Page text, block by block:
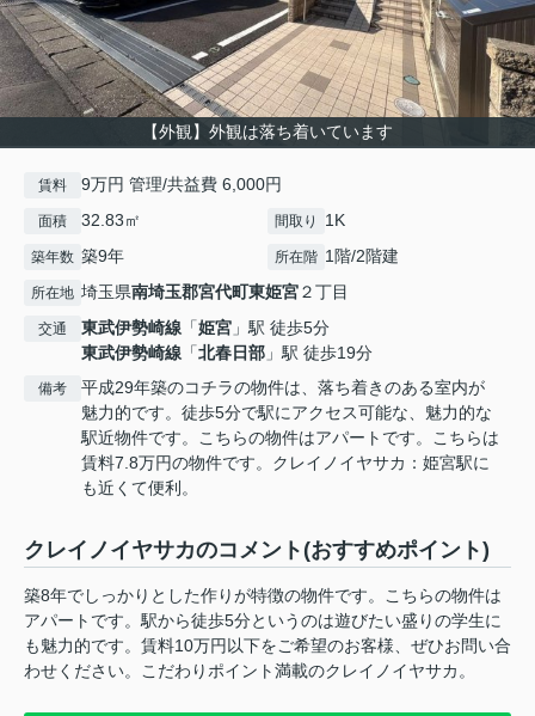
【外観】外観は落ち着いています
賃料 9万円 管理/共益費 6,000円
面積 32.83㎡ 間取り 1K
築年数 築9年 所在階 1階/2階建
所在地 埼玉県南埼玉郡宮代町東姫宮２丁目
交通 東武伊勢崎線 「姫宮 」駅 徒歩5分
東武伊勢崎線 「北春日部 」駅 徒歩19分
備考
平成29年築のコチラの物件は、落ち着きのある室内が
魅力的です。徒歩5分で駅にアクセス可能な、魅力的な
駅近物件です。こちらの物件はアパートです。こちらは
賃料7.8万円の物件です。クレイノイヤサカ：姫宮駅に
も近くて便利。
クレイノイヤサカのコメント(おすすめポイント)
築8年でしっかりとした作りが特徴の物件です。こちらの物件は
アパートです。駅から徒歩5分というのは遊びたい盛りの学生に
も魅力的です。賃料10万円以下をご希望のお客様、ぜひお問い合
わせください。こだわりポイント満載のクレイノイヤサカ。